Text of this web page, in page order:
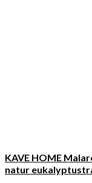
KAVE HOME
natur